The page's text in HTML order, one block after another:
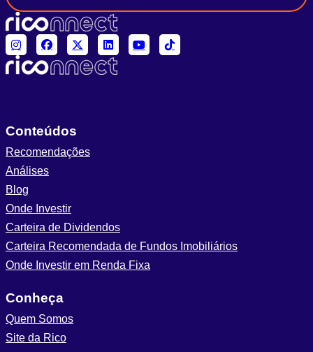
Conteúdos
Recomendações
Análises
Blog
Onde Investir
Carteira de Dividendos
Carteira Recomendada de Fundos Imobiliários
Onde Investir em Renda Fixa
Conheça
Quem Somos
Site da Rico